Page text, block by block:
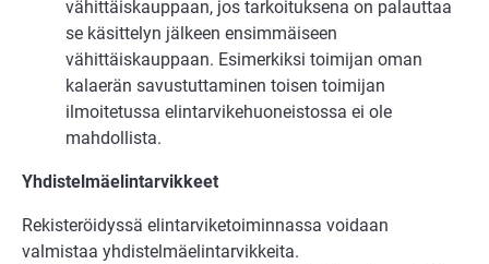
vähittäiskauppaan, jos tarkoituksena on palauttaa
se käsittelyn jälkeen ensimmäiseen
vähittäiskauppaan. Esimerkiksi toimijan oman
kalaerän savustuttaminen toisen toimijan
ilmoitetussa elintarvikehuoneistossa ei ole
mahdollista.
Yhdistelmäelintarvikkeet
Rekisteröidyssä elintarviketoiminnassa voidaan
valmistaa yhdistelmäelintarvikkeita.